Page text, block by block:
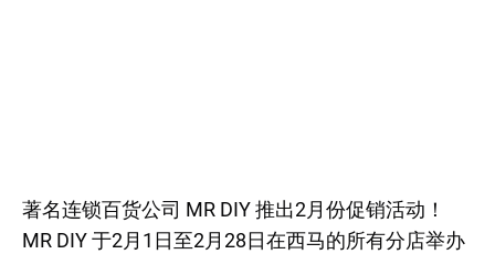
著名连锁百货公司 MR DIY 推出2月份促销活动！
MR DIY 于2月1日至2月28日在西马的所有分店举办